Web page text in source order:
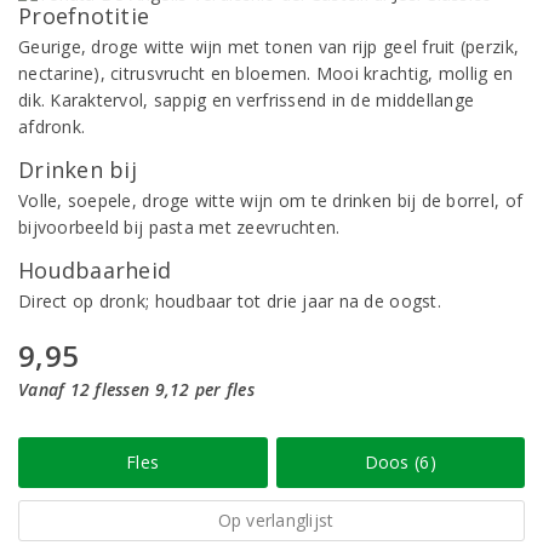
Proefnotitie
Geurige, droge witte wijn met tonen van rijp geel fruit (perzik,
nectarine), citrusvrucht en bloemen. Mooi krachtig, mollig en
dik. Karaktervol, sappig en verfrissend in de middellange
afdronk.
Drinken bij
Volle, soepele, droge witte wijn om te drinken bij de borrel, of
bijvoorbeeld bij pasta met zeevruchten.
Houdbaarheid
Direct op dronk; houdbaar tot drie jaar na de oogst.
9,95
Vanaf 12 flessen 9,12 per fles
Fles Doos (6)
Op verlanglijst